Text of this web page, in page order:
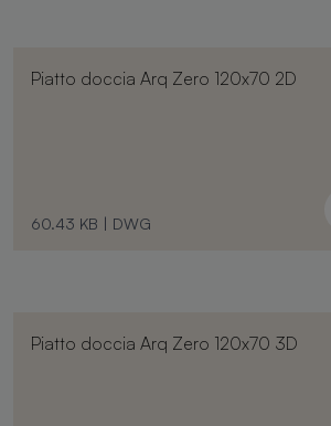
Piatto doccia Arq Zero 120x70 2D
60.43 KB | DWG
Piatto doccia Arq Zero 120x70 3D